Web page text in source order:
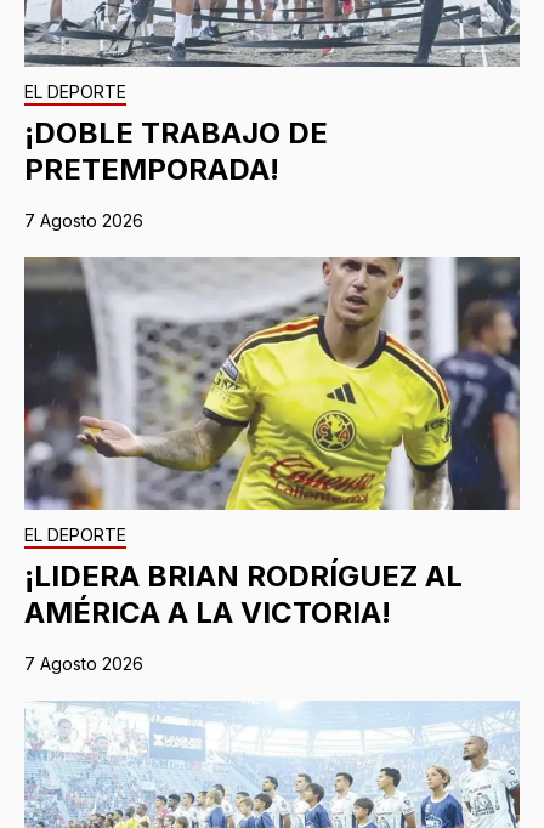
EL DEPORTE
¡DOBLE TRABAJO DE
PRETEMPORADA!
7 Agosto 2026
EL DEPORTE
¡LIDERA BRIAN RODRÍGUEZ AL
AMÉRICA A LA VICTORIA!
7 Agosto 2026